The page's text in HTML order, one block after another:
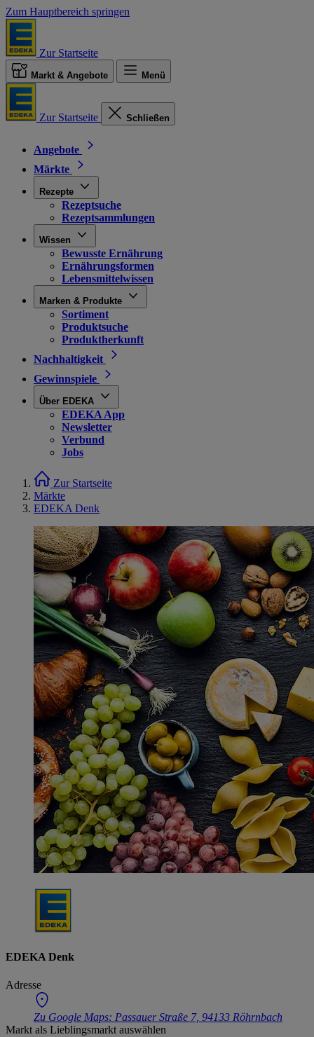
Zum Hauptbereich springen
Zur Startseite
Markt & Angebote Menü
Zur Startseite Schließen
Angebote
Märkte
Rezepte
Rezeptsuche
Rezeptsammlungen
Wissen
Bewusste Ernährung
Ernährungsformen
Lebensmittelwissen
Marken & Produkte
Sortiment
Produktsuche
Produktherkunft
Nachhaltigkeit
Gewinnspiele
Über EDEKA
EDEKA App
Newsletter
Verbund
Jobs
Zur Startseite
Märkte
EDEKA Denk
EDEKA Denk
Adresse
Zu Google Maps: Passauer Straße 7, 94133 Röhrnbach
Markt als Lieblingsmarkt auswählen